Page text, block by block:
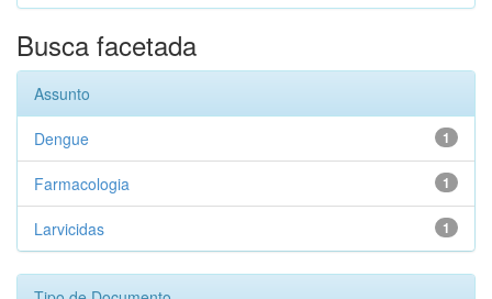
Busca facetada
Assunto
1
Dengue
1
Farmacologia
1
Larvicidas